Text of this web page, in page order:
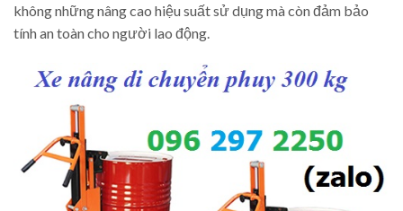
không những nâng cao hiệu suất sử dụng mà còn đảm bảo
tính an toàn cho người lao động.